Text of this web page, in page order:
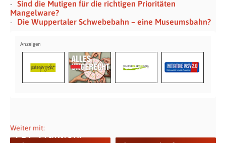
Sind die Mutigen für die richtigen Prioritäten
Mangelware?
Die Wuppertaler Schwebebahn – eine Museumsbahn?
Weiter mit:
FDP-Fraktion: